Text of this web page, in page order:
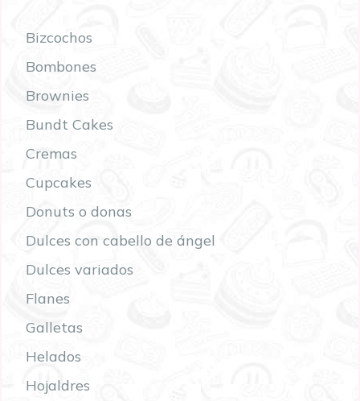
Bizcochos
Bombones
Brownies
Bundt Cakes
Cremas
Cupcakes
Donuts o donas
Dulces con cabello de ángel
Dulces variados
Flanes
Galletas
Helados
Hojaldres